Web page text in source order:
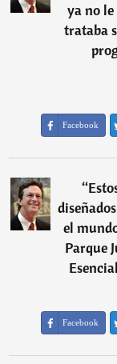
ya no
trataba
Facebook
“
el
Parque
Facebook